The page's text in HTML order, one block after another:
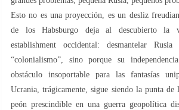
Esto no es una proyección, es un desliz
de los Habsburgo deja al descubierto la
establishment occidental: desmantelar
“colonialismo”, sino porque su
obstáculo insoportable para las fantasías
Ucrania, trágicamente, sigue siendo la punta de
peón prescindible en una guerra geopolítica